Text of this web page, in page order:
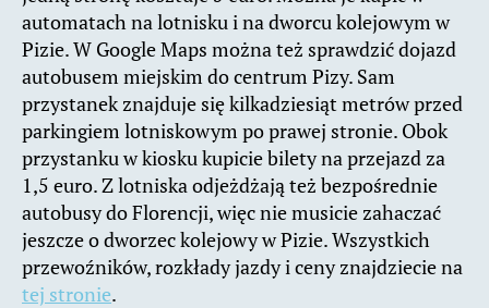
automatach na lotnisku i na dworcu kolejowym w
Pizie. W Google Maps można też sprawdzić dojazd
autobusem miejskim do centrum Pizy. Sam
przystanek znajduje się kilkadziesiąt metrów przed
parkingiem lotniskowym po prawej stronie. Obok
przystanku w kiosku kupicie bilety na przejazd za
1,5 euro. Z lotniska odjeżdżają też bezpośrednie
autobusy do Florencji, więc nie musicie zahaczać
jeszcze o dworzec kolejowy w Pizie. Wszystkich
przewoźników, rozkłady jazdy i ceny znajdziecie na
tej stronie.